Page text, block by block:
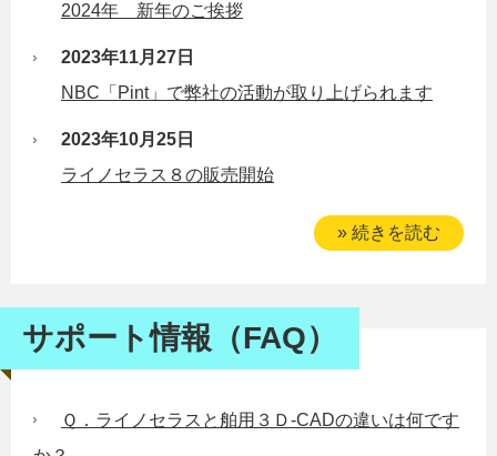
2024年 新年のご挨拶
2023年11月27日
NBC「Pint」で弊社の活動が取り上げられます
2023年10月25日
ライノセラス８の販売開始
» 続きを読む
サポート情報（FAQ）
Ｑ．ライノセラスと舶用３Ｄ-CADの違いは何です